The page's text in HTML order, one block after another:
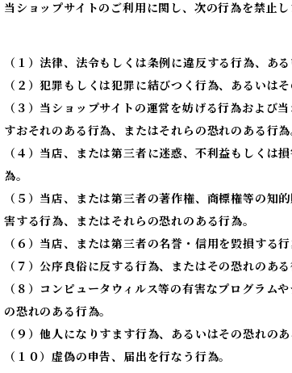
当ショップサイトのご利用に関し、次の行為を禁止し
（１）法律、法令もしくは条例に違反する行為、あ
（２）犯罪もしくは犯罪に結びつく行為、あるいはそ
（３）当ショップサイトの運営を妨げる行為および
すおそれのある行為、またはそれらの恐れのある行為
（４）当店、または第三者に迷惑、不利益もしくは
為。
（５）当店、または第三者の著作権、商標権等の知
害する行為、またはそれらの恐れのある行為。
（６）当店、または第三者の名誉・信用を毀損する
（７）公序良俗に反する行為、またはその恐れのある
（８）コンピュータウィルス等の有害なプログラム
の恐れのある行為。
（９）他人になりすます行為、あるいはその恐れのあ
（１０）虚偽の申告、届出を行なう行為。